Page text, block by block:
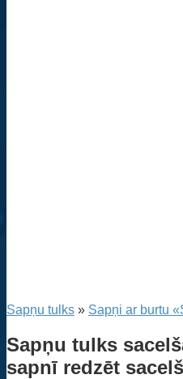
Sapņu tulks » Sapņi ar burtu
Sapņu tulks
sapnī redzēt